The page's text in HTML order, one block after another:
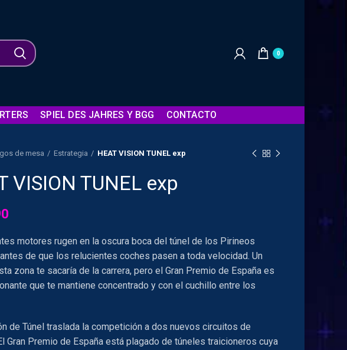
0
SPIEL DES JAHRES Y BGG CONTACTO
de mesa Estrategia HEAT VISION TUNEL exp
VISION TUNEL exp
motores rugen en la oscura boca del túnel de los Pirineos
de que los relucientes coches pasen a toda velocidad. Un
zona te sacaría de la carrera, pero el Gran Premio de España es
que te mantiene concentrado y con el cuchillo entre los
de Túnel traslada la competición a dos nuevos circuitos de
Gran Premio de España está plagado de túneles traicioneros cuya